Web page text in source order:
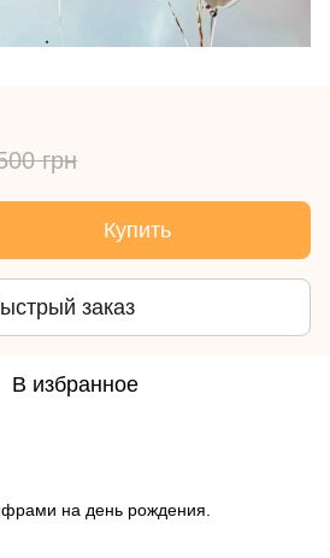
грн
Купить
заказ
В избранное
на день рождения.